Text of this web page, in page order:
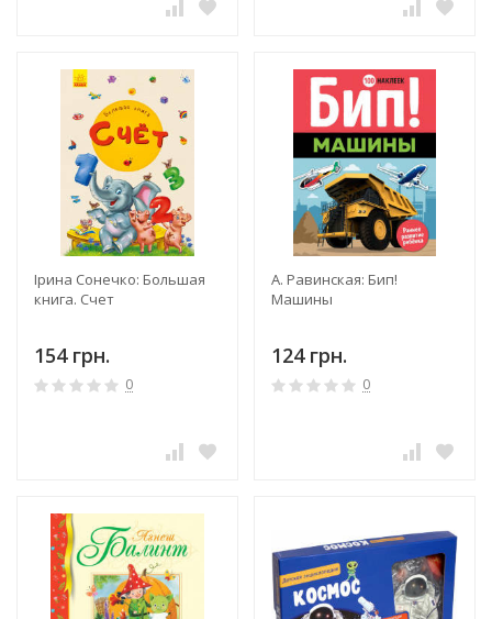
Ірина Сонечко: Большая
книга. Счет
154 грн.
0
А. Равинская: Бип!
Машины
124 грн.
0